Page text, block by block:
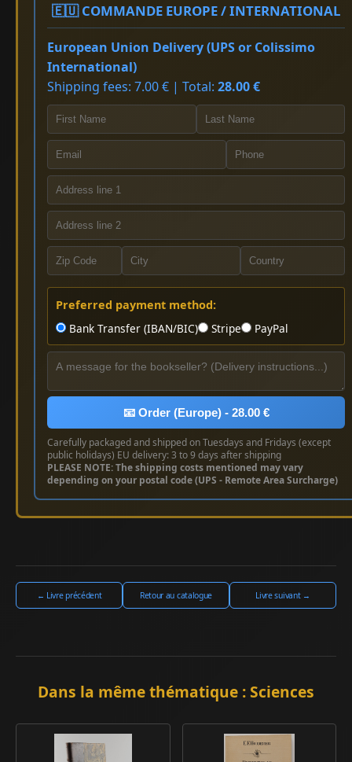
🇪🇺 COMMANDE EUROPE / INTERNATIONAL
European Union Delivery (UPS or Colissimo
International)
Shipping fees: 7.00 € | Total: 28.00 €
Preferred payment method:
Bank Transfer (IBAN/BIC)
Stripe PayPal
📧 Order (Europe) - 28.00 €
Carefully packaged and shipped on Tuesdays and Fridays (except
public holidays) EU delivery: 3 to 9 days after shipping
PLEASE NOTE: The shipping costs mentioned may vary
depending on your postal code (UPS - Remote Area Surcharge)
← Livre précédent Retour au catalogue Livre suivant →
Dans la même thématique : Sciences